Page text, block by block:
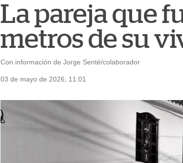
La pareja que
metros de su
Con información de Jorge Senté/colaborador
03 de mayo de 2026, 11:01